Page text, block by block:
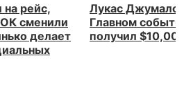
на рейс,
сменили
делает
Лукас
Главном
получил